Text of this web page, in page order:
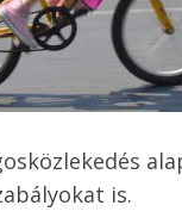
is.